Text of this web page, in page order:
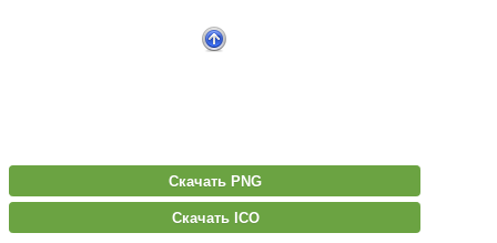
Скачать PNG
Скачать ICO